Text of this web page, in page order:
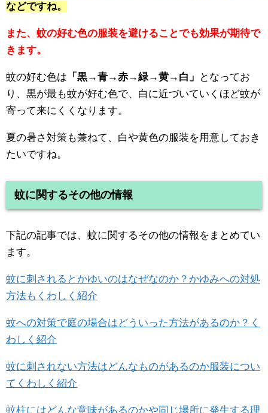
などですね。
また、蚊の好む色の服装を避けることでも効果が期待で
きます。
蚊の好む色は 「黒→青→赤→緑→黄→白」
となってお
り、黒が最も蚊が好む色で、白に近づいていくほど蚊が
寄って来にくくなります。
夏の暑さ対策も兼ねて、白や黄色の服装を用意しておき
たいですね。
蚊に関するその他の情報
下記の記事では、蚊に関するその他の情報をまとめてい
ます。
蚊に刺されるとかゆいのはなぜなのか？かゆみへの対処
方法もくわしく紹介
蚊への対策で庭の場合はどういった方法があるのか？く
わしく紹介
蚊に刺されない方法はどんなものがあるのか服装につい
てくわしく紹介
蚊柱にはどんな意味があるのかや同じ場所に発生する理